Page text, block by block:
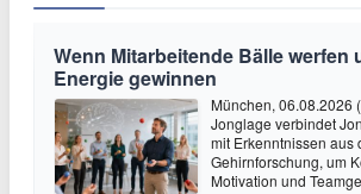
Wenn Mitarbeitende Bälle werfen
Energie gewinnen
München, 06.08.2026
Jonglage verbindet
mit Erkenntnissen aus
Gehirnforschung, um
Motivation und